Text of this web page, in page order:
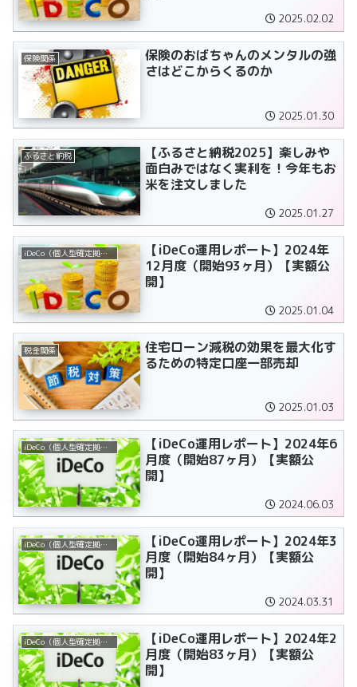
2025.02.02
保険関係
保険のおばちゃんのメンタルの強
さはどこからくるのか
2025.01.30
ふるさと納税
【ふるさと納税2025】楽しみや
面白みではなく実利を！今年もお
米を注文しました
2025.01.27
iDeCo（個人型確定拠出年金）
【iDeCo運用レポート】2024年
12月度（開始93ヶ月）【実額公
開】
2025.01.04
税金関係
住宅ローン減税の効果を最大化す
るための特定口座一部売却
2025.01.03
iDeCo（個人型確定拠出年金）
【iDeCo運用レポート】2024年6
月度（開始87ヶ月）【実額公
開】
2024.06.03
iDeCo（個人型確定拠出年金）
【iDeCo運用レポート】2024年3
月度（開始84ヶ月）【実額公
開】
2024.03.31
iDeCo（個人型確定拠出年金）
【iDeCo運用レポート】2024年2
月度（開始83ヶ月）【実額公
開】